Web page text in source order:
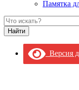
Памятка
Версия